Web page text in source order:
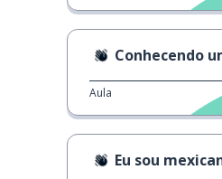
Conhecendo
Aula
Eu sou